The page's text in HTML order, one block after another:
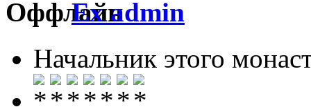
Ex admin
Начальник этого